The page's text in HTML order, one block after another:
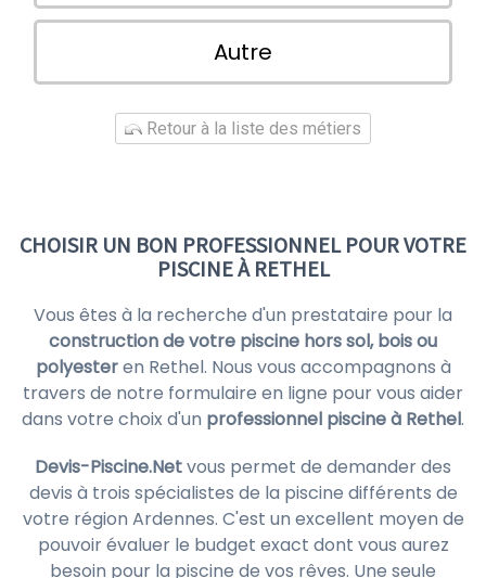
Autre
Retour à la liste des métiers
CHOISIR UN BON PROFESSIONNEL POUR VOTRE
PISCINE À RETHEL
Vous êtes à la recherche d'un prestataire pour la
construction de votre piscine hors sol, bois ou
polyesteren Rethel. Nous vous accompagnons à
travers de notre formulaire en ligne pour vous aider
dans votre choix d'un professionnel piscine à Rethel.
Devis-Piscine.Netvous permet de demander des
devis à trois spécialistes de la piscine différents de
votre région Ardennes. C'est un excellent moyen de
pouvoir évaluer le budget exact dont vous aurez
besoin pour la piscine de vos rêves. Une seule